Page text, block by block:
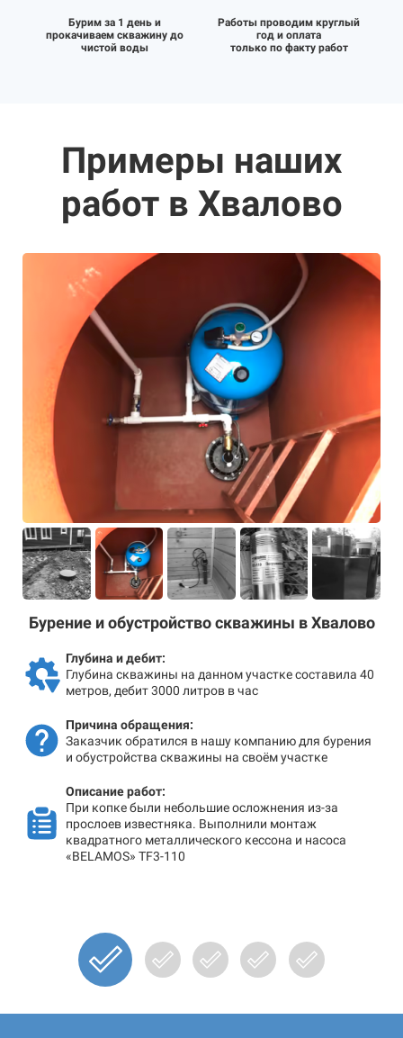
Бурим за 1 день и
прокачиваем скважину до
чистой воды
Работы проводим круглый
год и оплата
только по факту работ
Примеры наших
работ в Хвалово
Бурение и обустройство скважины в Хвалово
Глубина и дебит:
Глубина скважины на данном участке составила 40
метров, дебит 3000 литров в час
Причина обращения:
Заказчик обратился в нашу компанию для бурения
и обустройства скважины на своём участке
Описание работ:
При копке были небольшие осложнения из-за
прослоев известняка. Выполнили монтаж
квадратного металлического кессона и насоса
«BELAMOS» TF3-110